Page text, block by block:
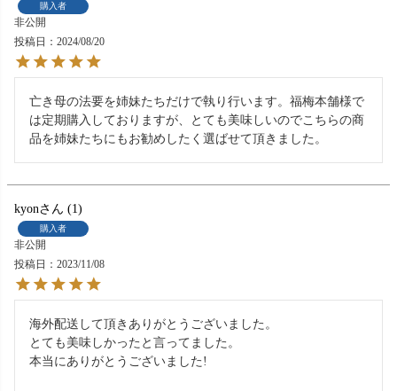
購入者
非公開
投稿日
2024/08/20
亡き母の法要を姉妹たちだけで執り行います。福梅本舗様で
は定期購入しておりますが、とても美味しいのでこちらの商
品を姉妹たちにもお勧めしたく選ばせて頂きました。
kyon 1
購入者
非公開
投稿日
2023/11/08
海外配送して頂きありがとうございました。
とても美味しかったと言ってました。
本当にありがとうございました!